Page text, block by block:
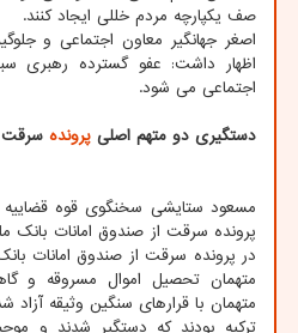
صف یکپارچه مردم خللی ایجاد کنند.
اصغر جهانگیر معاون اجتماعی و
اظهار داشت: عفو گسترده رهبری
اجتماعی می شود.
دستگیری دو متهم اصلی پرونده سرقت
مسعود ستایشی سخنگوی قوه قضاییه
در پرونده سرقت از صندوق امانات
متهمان با قرارهای سنگین وثیقه
ترکیه بودند که دستگیر شدند و